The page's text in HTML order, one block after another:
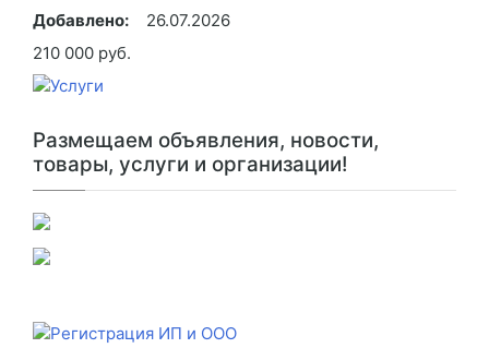
Добавлено:
26.07.2026
210 000 руб.
Размещаем объявления, новости,
товары, услуги и организации!